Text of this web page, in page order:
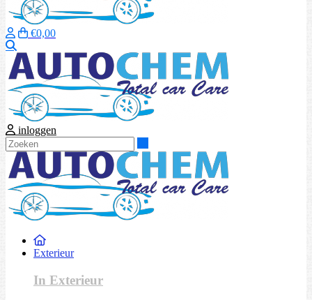
€0,00
inloggen
Exterieur
In Exterieur